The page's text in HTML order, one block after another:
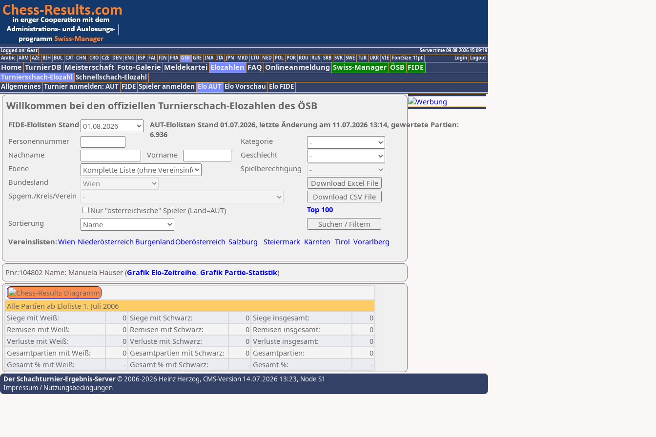
Logged on: Gast
Servertime 09.08.2026 15:09:19
Logout
Login
Arabic ARM AZE BIH BUL CAT CHN CRO CZE DEN ENG ESP FAI FIN FRA GER GRE INA ITA JPN MKD LTU NED POL POR ROU RUS SRB SVK SWE TUR UKR VIE FontSize:11pt
Home TurnierDB Meisterschaft Foto-Galerie Meldekartei Elozahlen FAQ Onlineanmeldung Swiss-Manager ÖSB FIDE
Turnierschach-Elozahl Schnellschach-Elozahl
Allgemeines Turnier anmelden: AUT FIDE Spieler anmelden Elo AUT Elo Vorschau Elo FIDE
Willkommen bei den offiziellen Turnierschach-Elozahlen des ÖSB
Nachname
Vorname
Ebene
Kategorie
Sortierung
Personennummer
Bundesland
Spgem./Kreis/Verein
Geschlecht
Nur "österreichische" Spieler (Land=AUT)
Spielberechtigung
Vereinslisten:Wien Niederösterreich BurgenlandOberösterreich Salzburg Steiermark Kärnten Tirol Vorarlberg
Top 100
AUT-Elolisten Stand 01.07.2026, letzte Änderung am 11.07.2026 13:14, gewertete Partien:
6.936
FIDE-Elolisten Stand
Pnr:104802 Name: Manuela Hauser (Grafik Elo-Zeitreihe, Grafik Partie-Statistik)
Alle Partien ab Eloliste 1. Juli 2006
Siege mit Weiß:
0 Siege mit Schwarz: 0 Siege insgesamt:
0
Remisen mit Weiß:
0 Remisen mit Schwarz: 0 Remisen insgesamt:
0
Verluste mit Weiß:
0 Verluste mit Schwarz: 0 Verluste insgesamt:
0
Gesamtpartien mit Weiß:
0 Gesamtpartien mit Schwarz: 0 Gesamtpartien:
0
Gesamt % mit Weiß:
- Gesamt % mit Schwarz: - Gesamt %: -
Der Schachturnier-Ergebnis-Server© 2006-2026 Heinz Herzog, CMS-Version 14.07.2026 13:23, Node S1
Impressum / Nutzungsbedingungen